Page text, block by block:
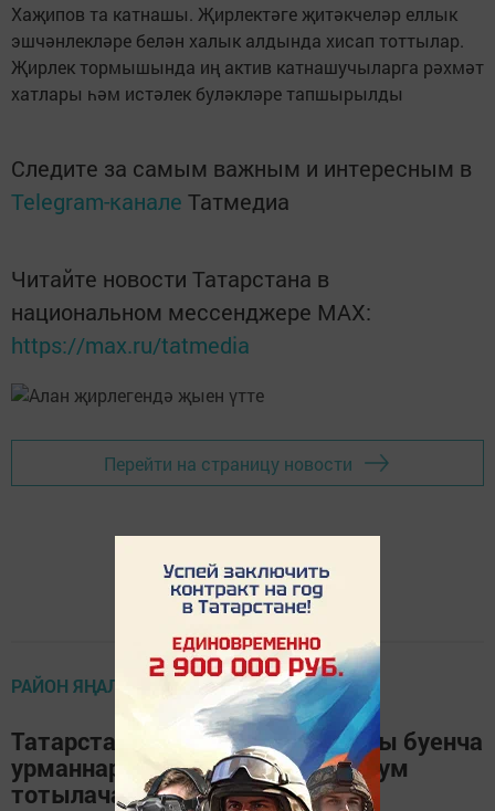
Хаҗипов та катнашы. Җирлектәге җитәкчеләр еллык
эшчәнлекләре белән халык алдында хисап тоттылар.
Җирлек тормышында иң актив катнашучыларга рәхмәт
хатлары һәм истәлек буләкләре тапшырылды
Следите за самым важным и интересным в
Telegram-канале Татмедиа
Читайте новости Татарстана в
национальном мессенджере MАХ:
https://max.ru/tatmedia
Перейти на страницу новости
РАЙОН ЯҢАЛЫКЛАРЫ
Татарстанда «Экология» проекты буенча
урманнарны саклауга 200 млн сум
тотылачак